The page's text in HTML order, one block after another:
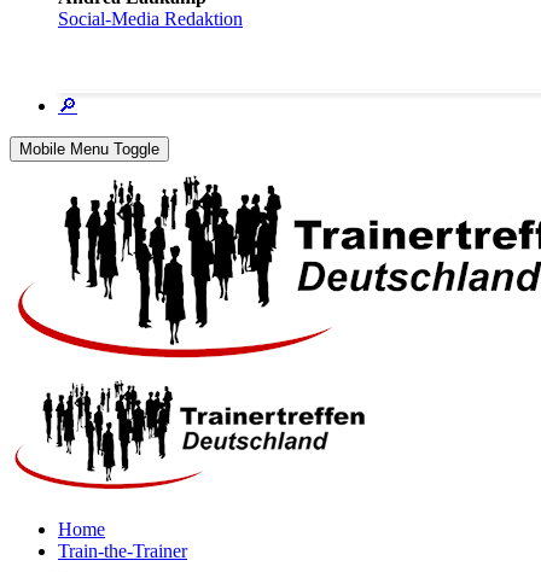
Social-Media Redaktion
🔎
Mobile Menu Toggle
Home
Train-the-Trainer